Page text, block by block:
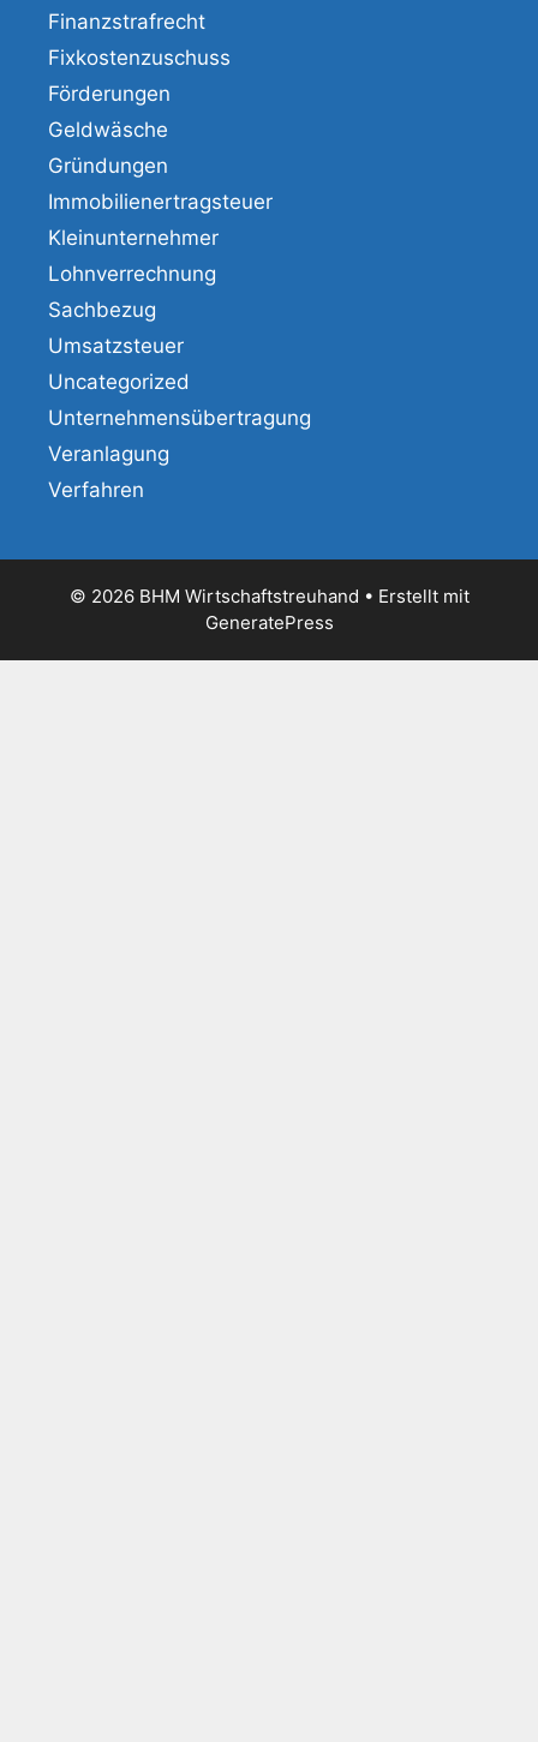
Finanzstrafrecht
Fixkostenzuschuss
Förderungen
Geldwäsche
Gründungen
Immobilienertragsteuer
Kleinunternehmer
Lohnverrechnung
Sachbezug
Umsatzsteuer
Uncategorized
Unternehmensübertragung
Veranlagung
Verfahren
© 2026 BHM Wirtschaftstreuhand • Erstellt mit
GeneratePress